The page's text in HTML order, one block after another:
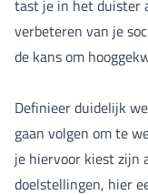
tast je in het duister
verbeteren van je
de kans om
Definieer duidelijk
gaan volgen om te
je hiervoor kiest zijn
doelstellingen, hier